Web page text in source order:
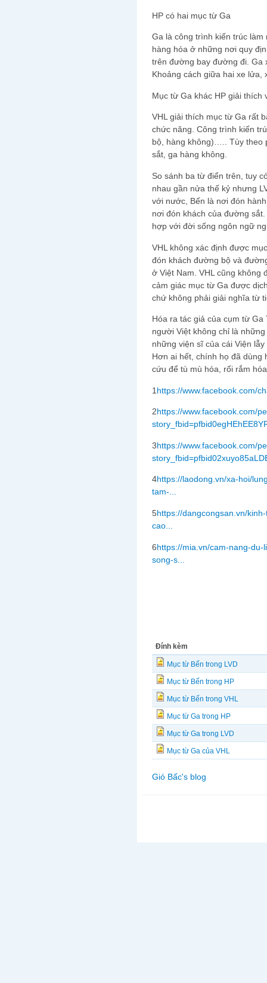
HP có hai mục từ Ga
Ga là công trình kiến trúc
hàng hóa ở những nơi quy
trên đường bay đường đi. Ga
Khoảng cách giữa hai xe lửa,
Mục từ Ga khác HP giải thích
VHL giải thích mục từ Ga rất
chức năng. Công trình kiến
bộ, hàng không)….. Tùy theo
sắt, ga hàng không.
So sánh ba từ điển trên, tuy
nhau gần nửa thế kỷ nhưng
với nước, Bến là nơi đón
nơi đón khách của đường
hợp với đời sống ngôn ngữ
VHL không xác định được
đón khách đường bộ và
ở Việt Nam. VHL cũng không
cảm giác mục từ Ga được
chứ không phải giải nghĩa từ
Hóa ra tác giả của cụm từ
người Việt không chỉ là
những viện sĩ của cái Viện
Hơn ai hết, chính họ đã dùng
cứu để tù mù hóa, rối rắm
1 https://www.facebook.com/
2https://www.facebook.com/
3https://www.facebook.com/
4https://laodong.vn/xa-hoi/
tam-...
5https://dangcongsan.vn/
cao...
6https://mia.vn/cam-nang-
song-s...
Đính kèm
Mục từ Bến trong LVD
Mục từ Bến trong HP
Mục từ Bến trong VHL
Mục từ Ga trong HP
Mục từ Ga trong LVD
Mục từ Ga của VHL
Gió Bấc's blog